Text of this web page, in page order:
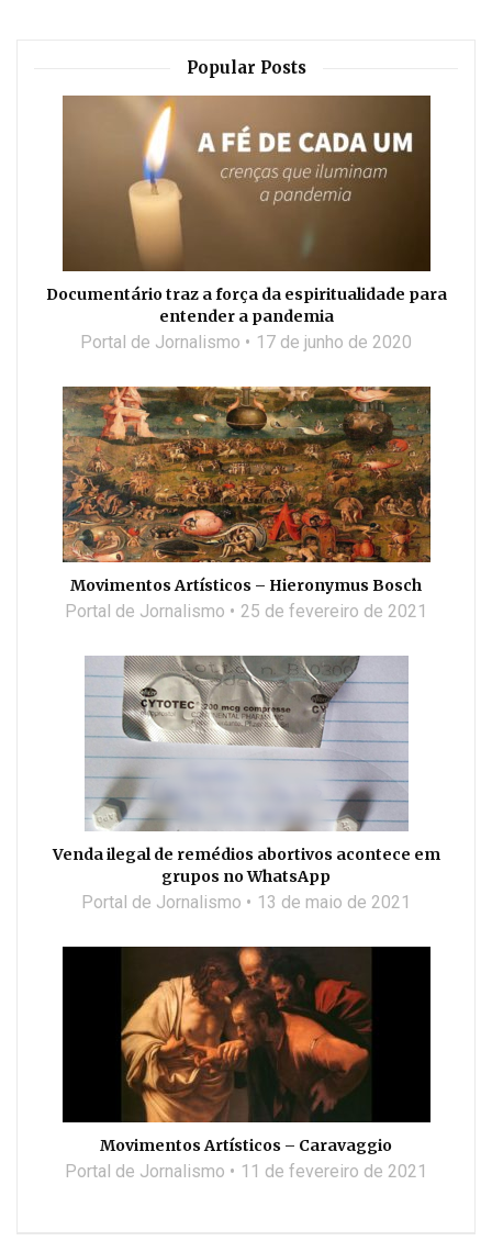
Popular Posts
Documentário traz a força da espiritualidade para
entender a pandemia
Portal de Jornalismo 17 de junho de 2020
Movimentos Artísticos – Hieronymus Bosch
Portal de Jornalismo 25 de fevereiro de 2021
Venda ilegal de remédios abortivos acontece em
grupos no WhatsApp
Portal de Jornalismo 13 de maio de 2021
Movimentos Artísticos – Caravaggio
Portal de Jornalismo 11 de fevereiro de 2021